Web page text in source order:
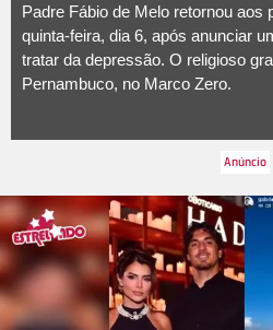
Padre Fábio de Melo retornou aos
quinta-feira, dia 6, após anunciar
tratar da depressão. O religioso
Pernambuco, no Marco Zero.